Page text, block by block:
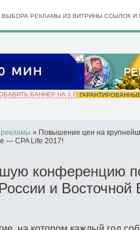
РЕКЛАМЫ ИЗ ВИТРИНЫ ССЫЛОК И
БАННЕР НА 1 ГОД
» Повышение цен на
— CPA Life 2017!
конференцию
и